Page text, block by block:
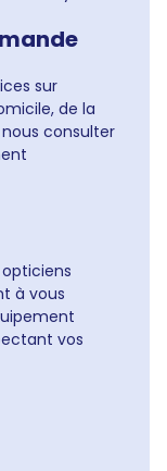
sur
de la
consulter
à vous
vos